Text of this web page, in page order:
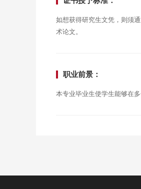
如想获得研究生文凭，则须
术论文。
职业前景：
本专业毕业生使学生能够在